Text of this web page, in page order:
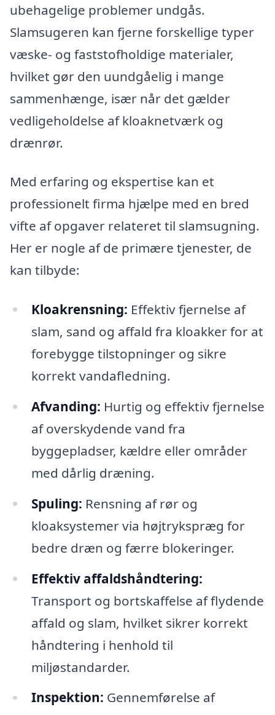
ubehagelige problemer undgås.
Slamsugeren kan fjerne forskellige typer
væske- og faststofholdige materialer,
hvilket gør den uundgåelig i mange
sammenhænge, især når det gælder
vedligeholdelse af kloaknetværk og
drænrør.
Med erfaring og ekspertise kan et
professionelt firma hjælpe med en bred
vifte af opgaver relateret til slamsugning.
Her er nogle af de primære tjenester, de
kan tilbyde:
Kloakrensning: Effektiv fjernelse af
slam, sand og affald fra kloakker for at
forebygge tilstopninger og sikre
korrekt vandafledning.
Afvanding: Hurtig og effektiv fjernelse
af overskydende vand fra
byggepladser, kældre eller områder
med dårlig dræning.
Spuling: Rensning af rør og
kloaksystemer via højtrykspræg for
bedre dræn og færre blokeringer.
Effektiv affaldshåndtering:
Transport og bortskaffelse af flydende
affald og slam, hvilket sikrer korrekt
håndtering i henhold til
miljøstandarder.
Inspektion: Gennemførelse af